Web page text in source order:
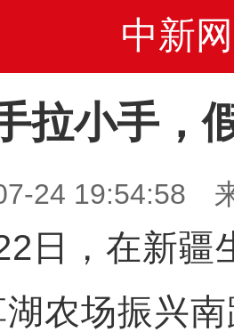
中新网
拉小手，
24 19:54:58
，在新疆
农场振兴